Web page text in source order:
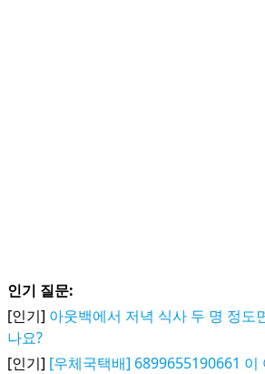
인기 질문:
[인기] 아웃백에서 저녁 식사 두 명 정도
나요?
[인기] [우체국택배] 6899655190661 이